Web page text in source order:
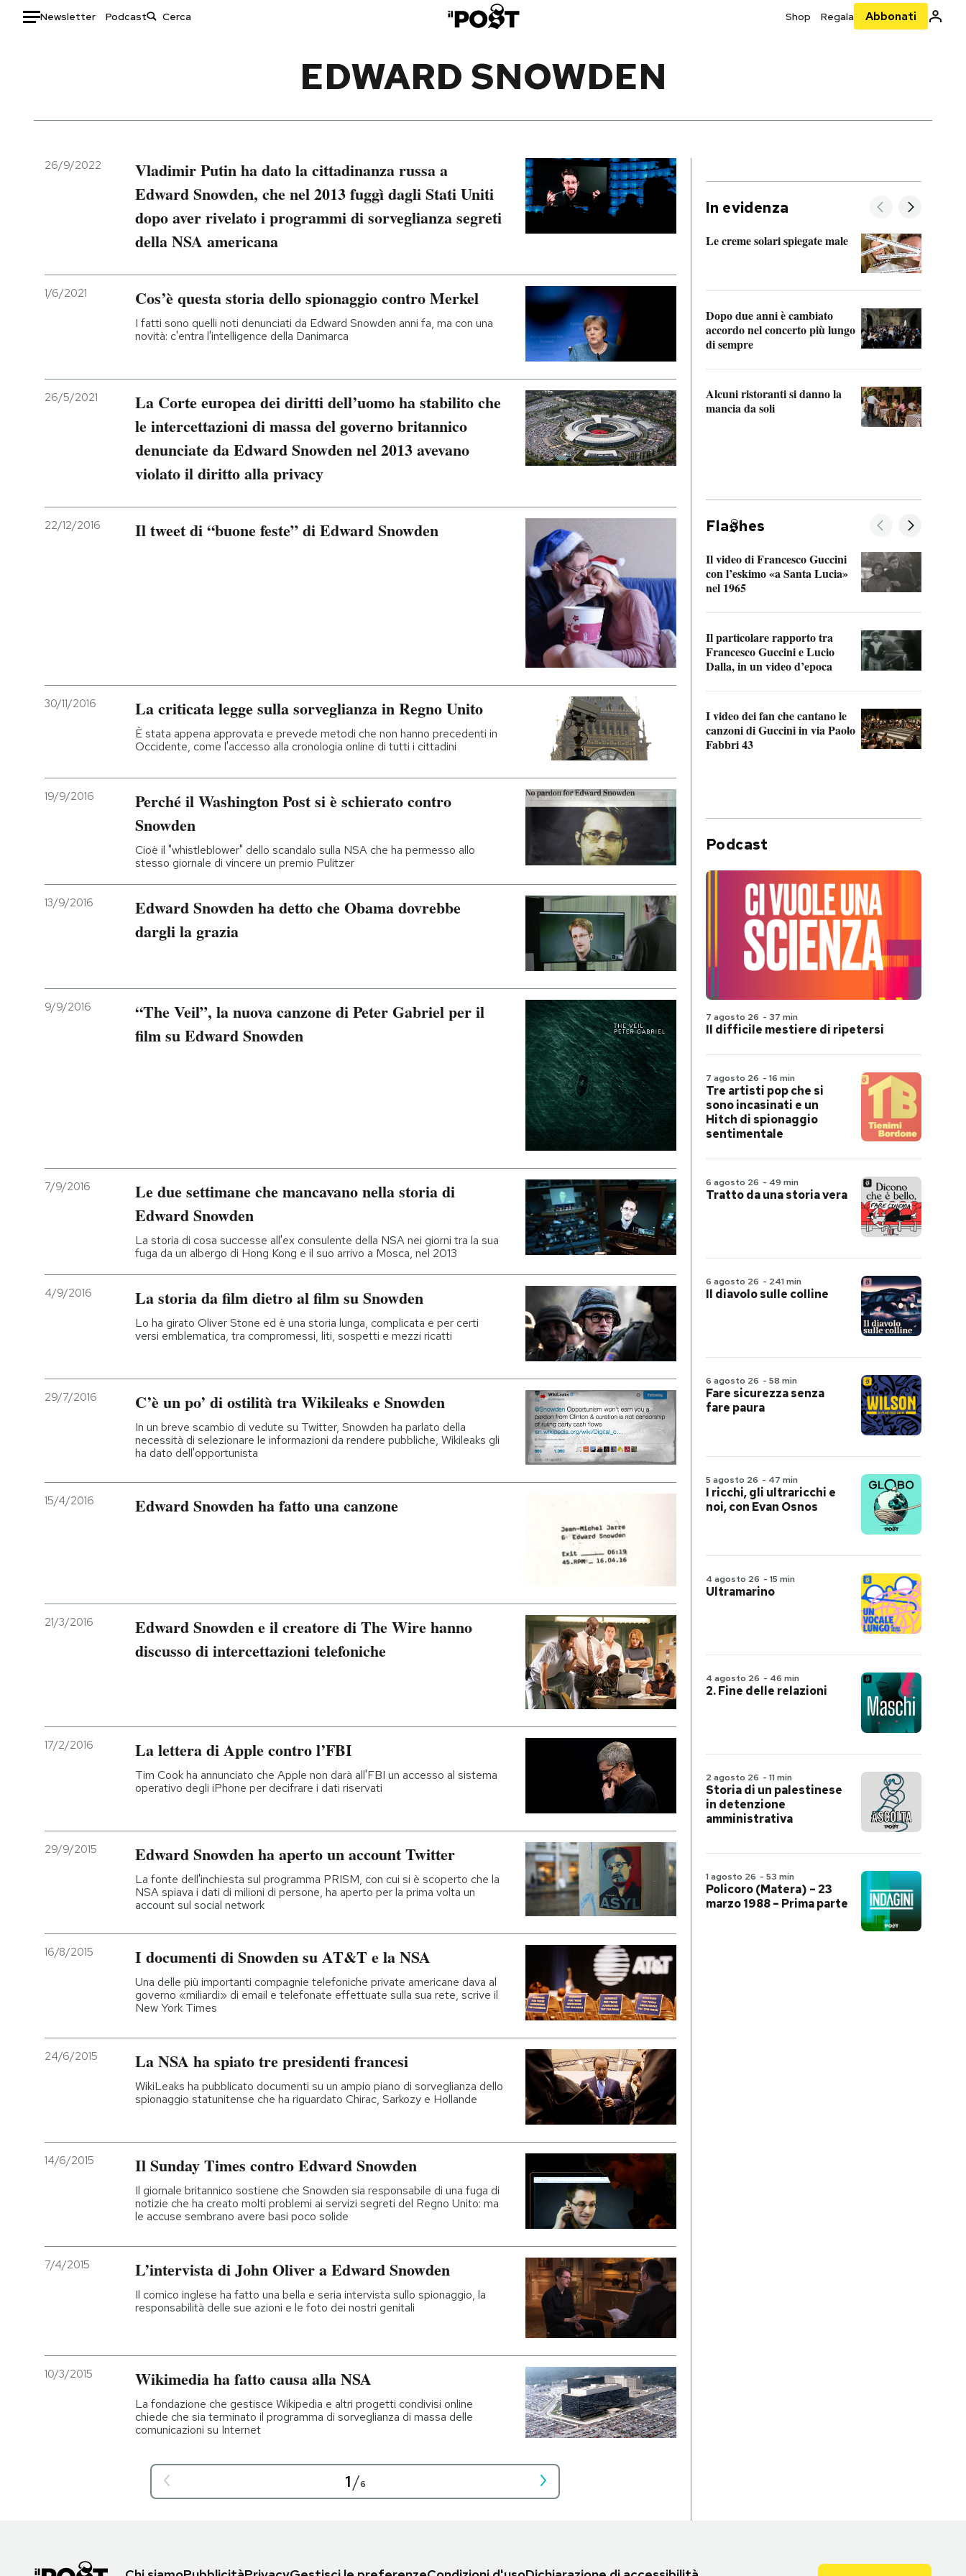
Newsletter Podcast Shop Regala Abbonati
Italia
Politica
Sport
Moda
Ok Boomer!
Media
Europa
NEWSLETTER
EDWARD SNOWDEN
26/9/2022
Vladimir Putin ha dato la cittadinanza russa a
Edward Snowden, che nel 2013 fuggì dagli Stati Uniti
dopo aver rivelato i programmi di sorveglianza segreti
della NSA americana
1/6/2021 Cos’è questa storia dello spionaggio contro Merkel
I fatti sono quelli noti denunciati da Edward Snowden anni fa, ma con una
novità: c'entra l'intelligence della Danimarca
26/5/2021
La Corte europea dei diritti dell’uomo ha stabilito che
le intercettazioni di massa del governo britannico
denunciate da Edward Snowden nel 2013 avevano
violato il diritto alla privacy
22/12/2016 Il tweet di “buone feste” di Edward Snowden
30/11/2016 La criticata legge sulla sorveglianza in Regno Unito
È stata appena approvata e prevede metodi che non hanno precedenti in
Occidente, come l'accesso alla cronologia online di tutti i cittadini
19/9/2016
Perché il Washington Post si è schierato contro
Snowden
Cioè il "whistleblower" dello scandalo sulla NSA che ha permesso allo
stesso giornale di vincere un premio Pulitzer
13/9/2016
Edward Snowden ha detto che Obama dovrebbe
dargli la grazia
9/9/2016
“The Veil”, la nuova canzone di Peter Gabriel per il
film su Edward Snowden
7/9/2016
Le due settimane che mancavano nella storia di
Edward Snowden
La storia di cosa successe all'ex consulente della NSA nei giorni tra la sua
fuga da un albergo di Hong Kong e il suo arrivo a Mosca, nel 2013
4/9/2016 La storia da film dietro al film su Snowden
Lo ha girato Oliver Stone ed è una storia lunga, complicata e per certi
versi emblematica, tra compromessi, liti, sospetti e mezzi ricatti
29/7/2016 C’è un po’ di ostilità tra Wikileaks e Snowden
In un breve scambio di vedute su Twitter, Snowden ha parlato della
necessità di selezionare le informazioni da rendere pubbliche, Wikileaks gli
ha dato dell'opportunista
15/4/2016 Edward Snowden ha fatto una canzone
21/3/2016
Edward Snowden e il creatore di The Wire hanno
discusso di intercettazioni telefoniche
17/2/2016 La lettera di Apple contro l’FBI
Tim Cook ha annunciato che Apple non darà all'FBI un accesso al sistema
operativo degli iPhone per decifrare i dati riservati
29/9/2015 Edward Snowden ha aperto un account Twitter
La fonte dell'inchiesta sul programma PRISM, con cui si è scoperto che la
NSA spiava i dati di milioni di persone, ha aperto per la prima volta un
account sul social network
16/8/2015 I documenti di Snowden su AT&T e la NSA
Una delle più importanti compagnie telefoniche private americane dava al
governo «miliardi» di email e telefonate effettuate sulla sua rete, scrive il
New York Times
24/6/2015 La NSA ha spiato tre presidenti francesi
WikiLeaks ha pubblicato documenti su un ampio piano di sorveglianza dello
spionaggio statunitense che ha riguardato Chirac, Sarkozy e Hollande
14/6/2015 Il Sunday Times contro Edward Snowden
Il giornale britannico sostiene che Snowden sia responsabile di una fuga di
notizie che ha creato molti problemi ai servizi segreti del Regno Unito: ma
le accuse sembrano avere basi poco solide
7/4/2015 L’intervista di John Oliver a Edward Snowden
Il comico inglese ha fatto una bella e seria intervista sullo spionaggio, la
responsabilità delle sue azioni e le foto dei nostri genitali
10/3/2015 Wikimedia ha fatto causa alla NSA
La fondazione che gestisce Wikipedia e altri progetti condivisi online
chiede che sia terminato il programma di sorveglianza di massa delle
comunicazioni su Internet
1/6
In evidenza
Le creme solari spiegate male
Dopo due anni è cambiato
accordo nel concerto più lungo
di sempre
Alcuni ristoranti si danno la
mancia da soli
Fla hes
Il video di Francesco Guccini
con l’eskimo «a Santa Lucia»
nel 1965
Il particolare rapporto tra
Francesco Guccini e Lucio
Dalla, in un video d’epoca
I video dei fan che cantano le
canzoni di Guccini in via Paolo
Fabbri 43
Podcast
7 agosto 26 - 37 min
Il difficile mestiere di ripetersi
7 agosto 26 - 16 min
Tre artisti pop che si
sono incasinati e un
Hitch di spionaggio
sentimentale
6 agosto 26 - 49 min
Tratto da una storia vera
6 agosto 26 - 241 min
Il diavolo sulle colline
6 agosto 26 - 58 min
Fare sicurezza senza
fare paura
5 agosto 26 - 47 min
I ricchi, gli ultraricchi e
noi, con Evan Osnos
4 agosto 26 - 15 min
Ultramarino
4 agosto 26 - 46 min
2. Fine delle relazioni
2 agosto 26 - 11 min
Storia di un palestinese
in detenzione
amministrativa
1 agosto 26 - 53 min
Policoro (Matera) – 23
marzo 1988 – Prima parte